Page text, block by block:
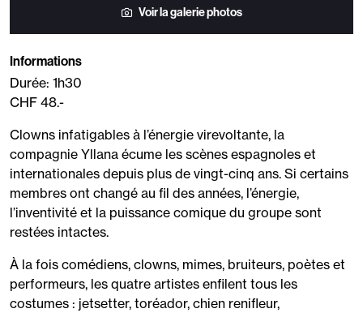
Voir la galerie photos
Informations
Durée: 1h30
CHF 48.-
Clowns infatigables à l’énergie virevoltante, la
compagnie Yllana écume les scènes espagnoles et
internationales depuis plus de vingt-cinq ans. Si certains
membres ont changé au fil des années, l’énergie,
l’inventivité et la puissance comique du groupe sont
restées intactes.
À la fois comédiens, clowns, mimes, bruiteurs, poètes et
performeurs, les quatre artistes enfilent tous les
costumes : jetsetter, toréador, chien renifleur,